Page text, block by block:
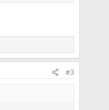
#3